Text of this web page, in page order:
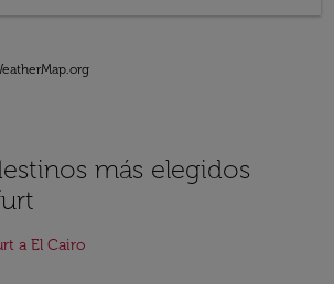
más elegidos
a El Cairo